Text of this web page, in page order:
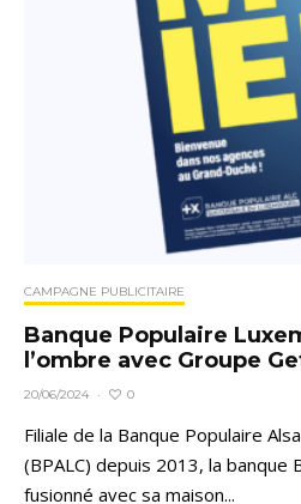
CAMPAGNE PUBLICITAIRE
Banque Populaire
l’ombre avec Groupe
20/06/2024 · 0
Filiale de la Banque Populaire
(BPALC) depuis 2013, la banque
fusionné avec sa maison...